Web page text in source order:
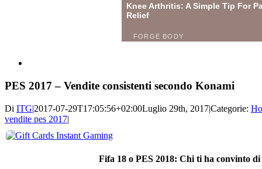
PES 2017 – Vendite consistenti secondo Konami
Di ITG|2017-07-29T17:05:56+02:00Luglio 29th, 2017|Categorie:
vendite pes 2017|
Fifa 18 o PES 2018: Chi ti ha convinto